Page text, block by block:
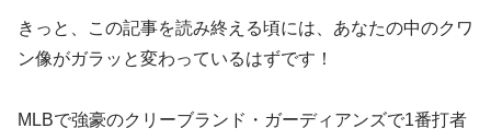
きっと、この記事を読み終える頃には、あなたの中のクワ
ン像がガラッと変わっているはずです！
MLBで強豪のクリーブランド・ガーディアンズで1番打者